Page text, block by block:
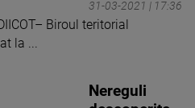
31-03-2021 | 17:36
Biroul teritorial
la ...
Nereguli